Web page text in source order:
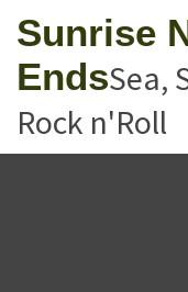
Sunrise
EndsSea,
Rock n'Roll